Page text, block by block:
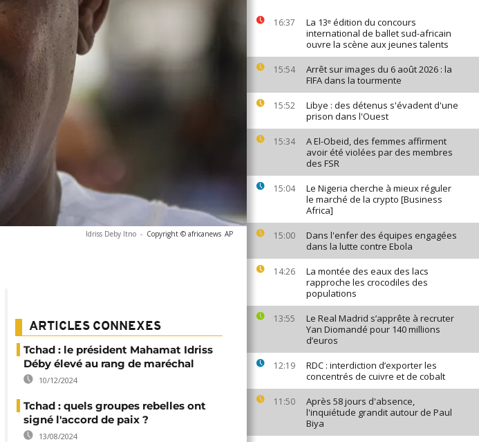
16:37
La 13ᵉ édition du concours
international de ballet sud-africain
ouvre la scène aux jeunes talents
15:54
Arrêt sur images du 6 août 2026 : la
FIFA dans la tourmente
15:52
Libye : des détenus s'évadent d'une
prison dans l'Ouest
15:34
A El-Obeid, des femmes affirment
avoir été violées par des membres
des FSR
15:04
Le Nigeria cherche à mieux réguler
le marché de la crypto [Business
Africa]
15:00
Dans l'enfer des équipes engagées
dans la lutte contre Ebola
14:26
La montée des eaux des lacs
rapproche les crocodiles des
populations
13:55
Le Real Madrid s’apprête à recruter
Yan Diomandé pour 140 millions
d’euros
12:19
RDC : interdiction d’exporter les
concentrés de cuivre et de cobalt
11:50
Après 58 jours d'absence,
l'inquiétude grandit autour de Paul
Biya
Idriss Deby Itno - Copyright © africanews AP
ARTICLES CONNEXES
Tchad : le président Mahamat Idriss
Déby élevé au rang de maréchal
10/12/2024
Tchad : quels groupes rebelles ont
signé l'accord de paix ?
13/08/2024